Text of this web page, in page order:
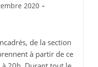
2020
de la section
à partir de ce